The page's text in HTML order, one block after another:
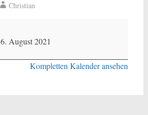
Christian
6. August 2021
Kompletten Kalender ansehen